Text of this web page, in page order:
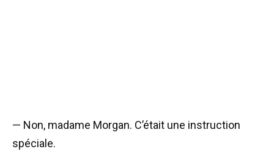
— Non, madame Morgan. C’était une instruction
spéciale.